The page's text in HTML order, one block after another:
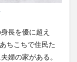
長を優に超え
ちこちで住民た
婦の家がある。